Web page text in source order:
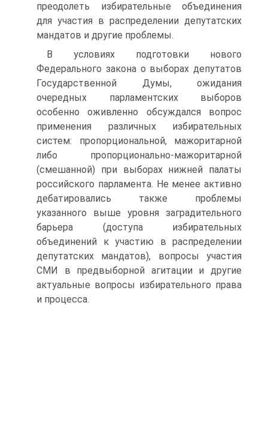
преодолеть избирательные объединения
для участия в распределении депутатских
мандатов и другие проблемы.
В условиях подготовки нового
Федерального закона о выборах депутатов
Государственной Думы, ожидания
очередных парламентских выборов
особенно оживленно обсуждался вопрос
применения различных избирательных
систем: пропорциональной, мажоритарной
либо пропорционально-мажоритарной
(смешанной) при выборах нижней палаты
российского парламента. Не менее активно
дебатировались также проблемы
указанного выше уровня заградительного
барьера (доступа избирательных
объединений к участию в распределении
депутатских мандатов), вопросы участия
СМИ в предвыборной агитации и другие
актуальные вопросы избирательного права
и процесса.